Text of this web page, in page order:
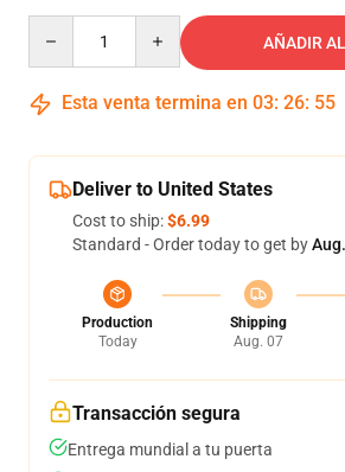
AÑADIR
Esta venta termina en 03: 26: 54
Deliver to United States
Cost to ship:$6.99
Standard - Order today to get by
Production
Today
Shipping
Aug. 07
Transacción segura
Entrega mundial a tu puerta